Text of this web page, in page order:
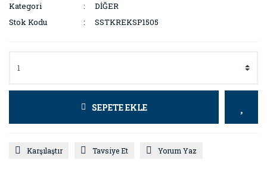
Kategori
DİĞER
Stok Kodu
SSTKREKSP1505
SEPETE EKLE
Karşılaştır Tavsiye Et Yorum Yaz